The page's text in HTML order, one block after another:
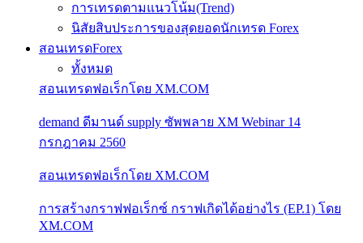
การเทรดตามแนวโน้ม(Trend)
นิสัยสิบประการของสุดยอดนักเทรด Forex
สอนเทรดForex
ทั้งหมด
สอนเทรดฟอเร็กโดย XM.COM
demand ดีมานด์ supply ซัพพลาย XM Webinar 14
กรกฎาคม 2560
สอนเทรดฟอเร็กโดย XM.COM
การสร้างกราฟฟอเร็กซ์ กราฟเกิดได้อย่างไร (EP.1) โดย
XM.COM